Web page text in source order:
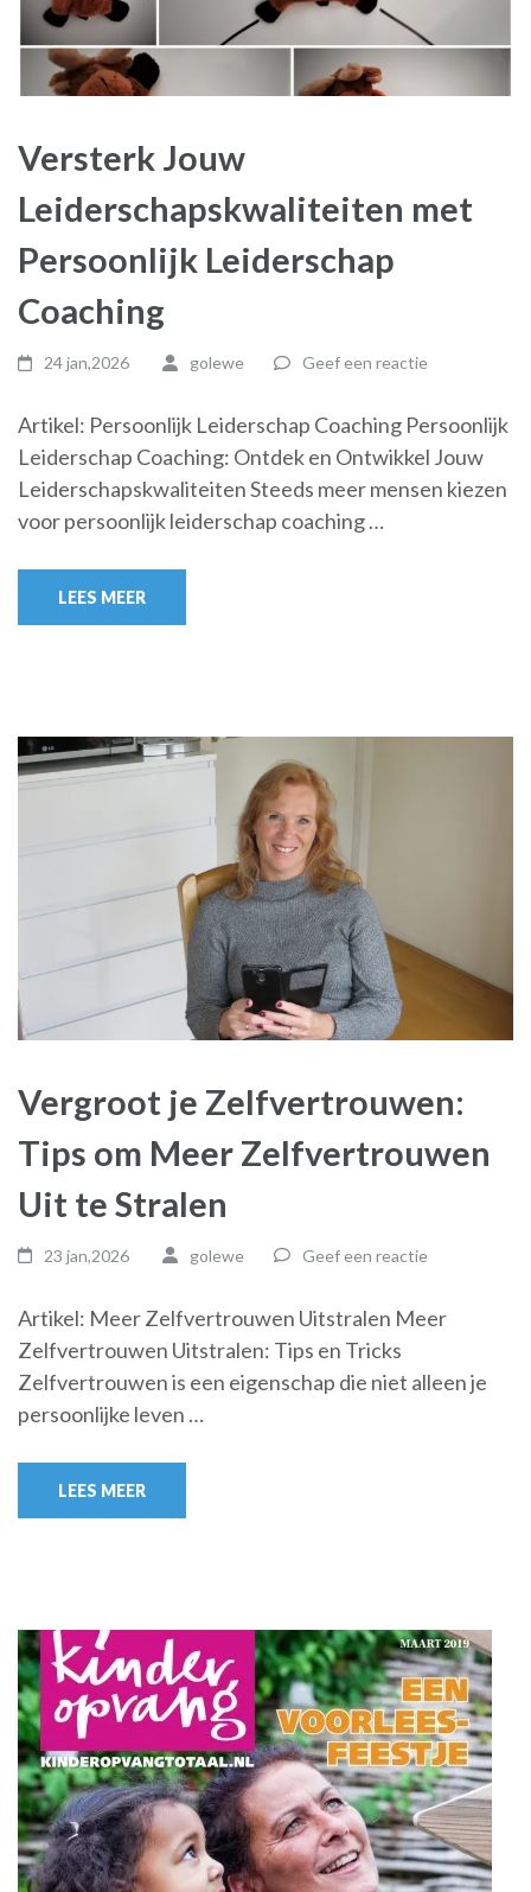
Versterk Jouw
Leiderschapskwaliteiten met
Persoonlijk Leiderschap
Coaching
24 jan,2026 golewe Geef een reactie
Artikel: Persoonlijk Leiderschap Coaching Persoonlijk
Leiderschap Coaching: Ontdek en Ontwikkel Jouw
Leiderschapskwaliteiten Steeds meer mensen kiezen
voor persoonlijk leiderschap coaching …
LEES MEER
Vergroot je Zelfvertrouwen:
Tips om Meer Zelfvertrouwen
Uit te Stralen
23 jan,2026 golewe Geef een reactie
Artikel: Meer Zelfvertrouwen Uitstralen Meer
Zelfvertrouwen Uitstralen: Tips en Tricks
Zelfvertrouwen is een eigenschap die niet alleen je
persoonlijke leven …
LEES MEER